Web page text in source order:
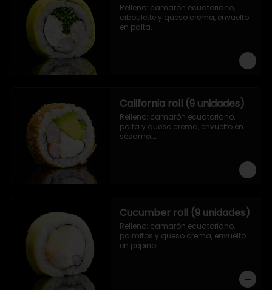
Relleno: camarón ecuatoriano,
ciboulette y queso crema, envuelto
en palta.
California roll (9 unidades)
Relleno: camarón ecuatoriano,
palta y queso crema, envuelto en
sésamo.
Cucumber roll (9 unidades)
Relleno: camarón ecuatoriano,
palmitos y queso crema, envuelto
en pepino.